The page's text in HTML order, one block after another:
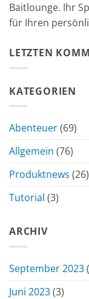
Baitlounge. Ihr
für Ihren
LETZTEN
KATEGORIEN
Abenteuer(69)
Allgemein (76)
Produktnews (26)
Tutorial (3)
ARCHIV
September 2023
Juni 2023(3)